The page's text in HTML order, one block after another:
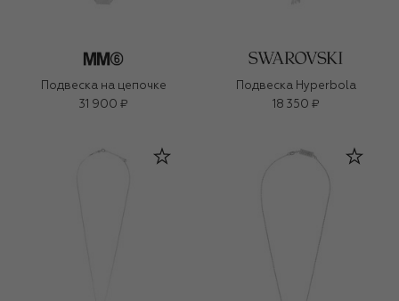
Подвеска на цепочке
31 900 ₽
Подвеска Hyperbola
18 350 ₽